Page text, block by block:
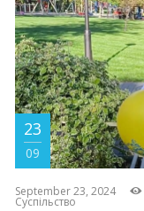
23
09
September 23, 2024
Суспільство